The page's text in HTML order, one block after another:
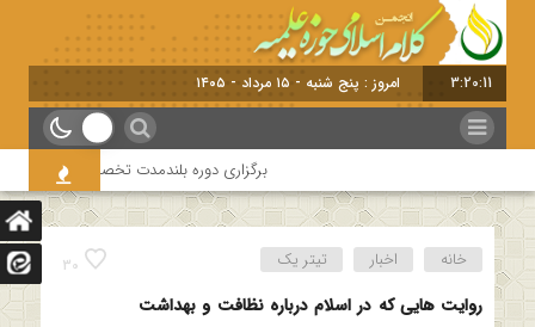
3:20:12 امروز : پنج شنبه - ۱۵ مرداد - ۱۴۰۵
برگزاری دوره بلندمدت تخصصی و کارگاه
30 خانه اخبار تیتر یک
روایت هایی که در اسلام درباره نظافت و بهداشت